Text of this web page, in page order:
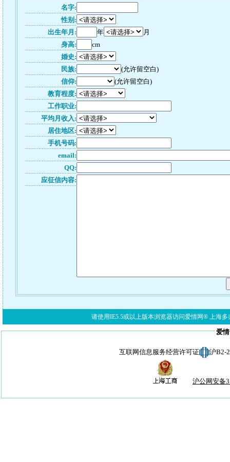
名字:
性别:
出生年月:
年
月
身高:
cm
婚史:
民族:
(允许留空白)
信仰:
(允许留空白)
教育程度:
工作职业:
平均月收入:
居住地区:
手机号码:
email:
QQ:
应征信内容:
请使用IE5.5或以上版本浏览器访问爱情网® 上海多
爱
互联网信息服务经营许可证 沪B2-
沪公网安备